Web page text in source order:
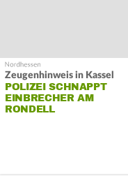
Zeugenhinweis in Kassel
POLIZEI SCHNAPPT
EINBRECHER AM
RONDELL